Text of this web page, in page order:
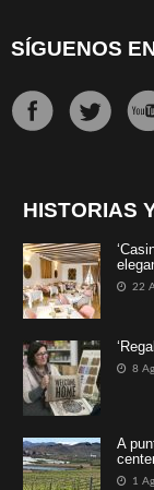
SÍGUENOS
HISTORIAS
22
8
A
1